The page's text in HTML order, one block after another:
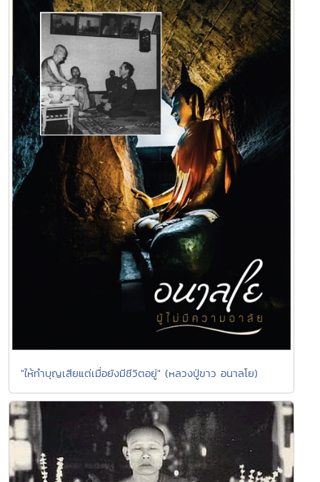
"ให้ทำบุญเสียแต่เมื่อยังมีชีวิตอยู่" (หลวงปู่ขาว อนาลโย)